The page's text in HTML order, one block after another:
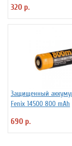
320 р.
Защищенный
Fenix 14500 800 mAh
690 р.